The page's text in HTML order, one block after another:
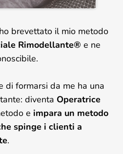
brevettato il mio metodo
Rimodellante® e ne
di formarsi da me ha una
diventa Operatrice
e impara un metodo
spinge i clienti a
.